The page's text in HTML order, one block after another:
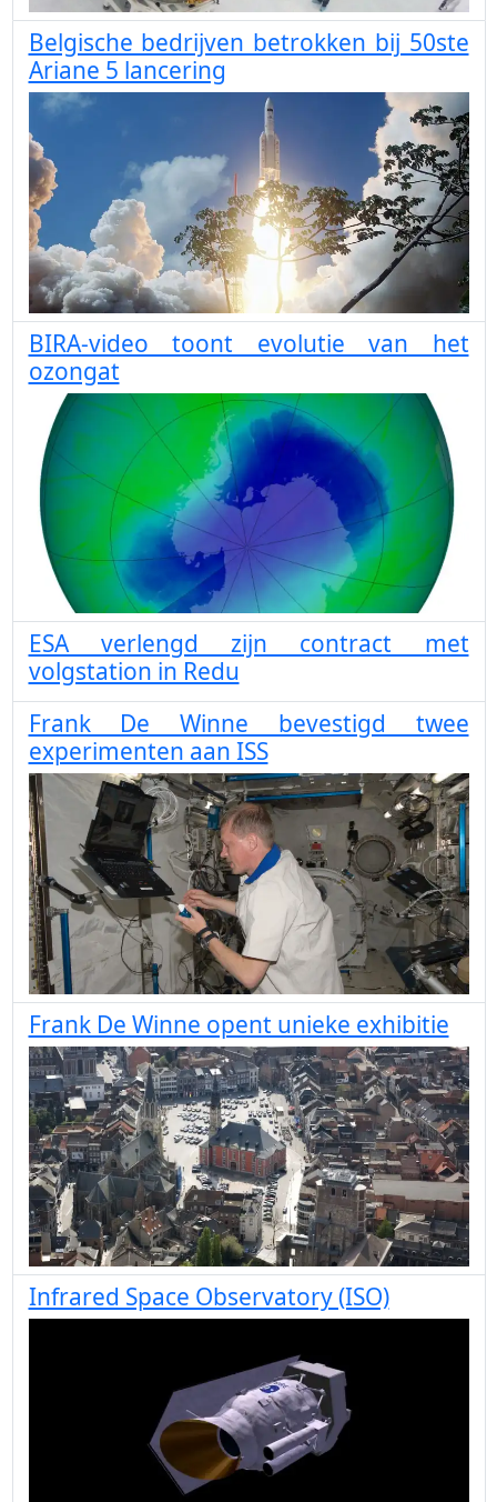
Belgische bedrijven betrokken bij 50ste
Ariane 5 lancering
BIRA-video toont evolutie van het
ozongat
ESA verlengd zijn contract met
volgstation in Redu
Frank De Winne bevestigd twee
experimenten aan ISS
Frank De Winne opent unieke exhibitie
Infrared Space Observatory (ISO)